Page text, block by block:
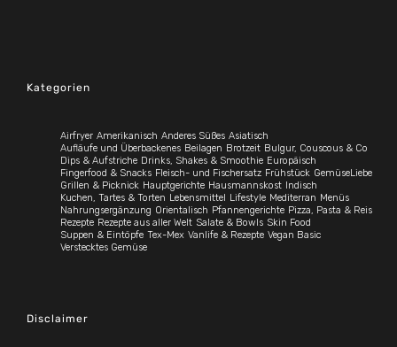
Kategorien
Airfryer Amerikanisch Anderes Süßes Asiatisch
Aufläufe und Überbackenes Beilagen Brotzeit Bulgur, Couscous & Co
Dips & Aufstriche Drinks, Shakes & Smoothie Europäisch
Fingerfood & Snacks Fleisch- und Fischersatz Frühstück GemüseLiebe
Grillen & Picknick Hauptgerichte Hausmannskost Indisch
Kuchen, Tartes & Torten Lebensmittel Lifestyle Mediterran Menüs
Nahrungsergänzung Orientalisch Pfannengerichte Pizza, Pasta & Reis
Rezepte Rezepte aus aller Welt Salate & Bowls Skin Food
Suppen & Eintöpfe Tex-Mex Vanlife & Rezepte Vegan Basic
Verstecktes Gemüse
Disclaimer